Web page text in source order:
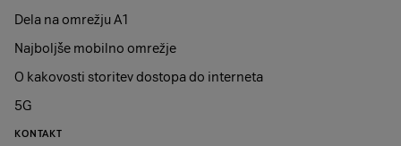
Dela na omrežju A1
Najboljše mobilno omrežje
O kakovosti storitev dostopa do interneta
5G
KONTAKT